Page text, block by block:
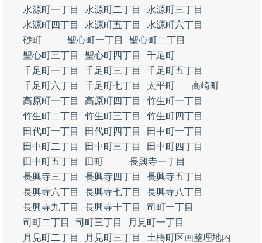
水源町一丁目
水源町二丁目
水源町三丁目
水源町四丁目
水源町五丁目
水源町六丁目
砂町
聖心町一丁目
聖心町二丁目
聖心町三丁目
聖心町四丁目
千足町
千足町一丁目
千足町三丁目
千足町五丁目
千足町六丁目
千足町七丁目 太平町
高崎町
高原町一丁目
高原町四丁目
竹生町一丁目
竹生町二丁目
竹生町三丁目
竹生町四丁目
田代町一丁目
田代町四丁目
田中町一丁目
田中町二丁目
田中町三丁目
田中町四丁目
田中町五丁目
田町
長興寺一丁目
長興寺三丁目
長興寺四丁目
長興寺五丁目
長興寺六丁目
長興寺七丁目
長興寺八丁目
長興寺九丁目
長興寺十丁目
司町一丁目
司町二丁目
司町三丁目
月見町一丁目
月見町二丁目
月見町三丁目
土橋町区画整理地内